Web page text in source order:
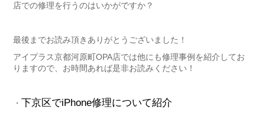
店での修理を行うのはいかがですか？
最後までお読み頂きありがとうございました！
アイプラス京都河原町OPA店では他にも修理事例を紹介してお
りますので、お時間あれば是非お読みください！
・ 下京区でiPhone修理について紹介